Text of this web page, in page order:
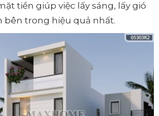
tiền giúp việc lấy sáng, lấy gió
bên trong hiệu quả nhất.